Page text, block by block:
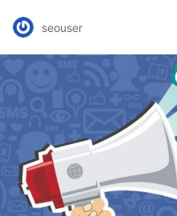
seouser